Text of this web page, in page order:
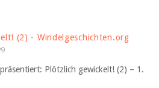
(2) - Windelgeschichten.org
Plötzlich gewickelt! (2) – 1.